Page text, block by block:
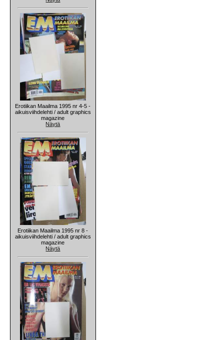
Erotiikan Maailma 1995 nr 4-5 -
aikuisviihdelehti / adult graphics
magazine
Näytä
Erotiikan Maailma 1995 nr 8 -
aikuisviihdelehti / adult graphics
magazine
Näytä